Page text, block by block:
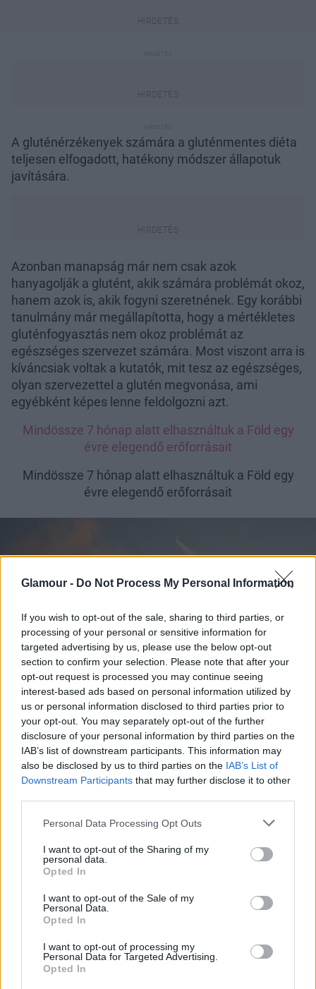
Glamour - Do Not Process My Personal Information
If you wish to opt-out of the sale, sharing to third parties, or
processing of your personal or sensitive information for
targeted advertising by us, please use the below opt-out
section to confirm your selection. Please note that after your
opt-out request is processed you may continue seeing
interest-based ads based on personal information utilized by
us or personal information disclosed to third parties prior to
your opt-out. You may separately opt-out of the further
disclosure of your personal information by third parties on the
IAB’s list of downstream participants. This information may
also be disclosed by us to third parties on the IAB’s List of
Downstream Participants that may further disclose it to other
Please note that this website/app uses one or more Google
not limited to your visit or usage behaviour. You may click to
grant or deny consent to Google and its third-party tags to
use your data for below specified purposes in below Google
consent section.
Personal Data Processing Opt Outs
I want to opt-out of the Sharing of my
personal data.
Opted In
I want to opt-out of the Sale of my
Personal Data.
Opted In
I want to opt-out of processing my
Personal Data for Targeted Advertising.
Opted In
A gluténérzékenyek számára a gluténmentes diéta
teljesen elfogadott, hatékony módszer állapotuk
javítására.
Azonban manapság már nem csak azok
hanyagolják a glutént, akik számára problémát okoz,
hanem azok is, akik fogyni szeretnének. Egy korábbi
tanulmány már megállapította, hogy a mértékletes
gluténfogyasztás nem okoz problémát az
egészséges szervezet számára. Most viszont arra is
kíváncsiak voltak a kutatók, mit tesz az egészséges,
olyan szervezettel a glutén megvonása, ami
egyébként képes lenne feldolgozni azt.
Mindössze 7 hónap alatt elhasználtuk a Föld egy
évre elegendő erőforrásait
Mindössze 7 hónap alatt elhasználtuk a Föld egy
évre elegendő erőforrásait
A kínai kutatás csaknem 200 ezer amerikai adatait
használta fel, akiknek éttrendjét 22-28 évig figyelték.
Az eredmények alapján arra jutottak, hogy akik
kevesebb mint napi négy gramm glutént
fogyasztottak, azoknál 13 százalékkal nagyobb
kialakulásának azokhoz képest, akik napi 12 gramm
glutént fogyasztottak.